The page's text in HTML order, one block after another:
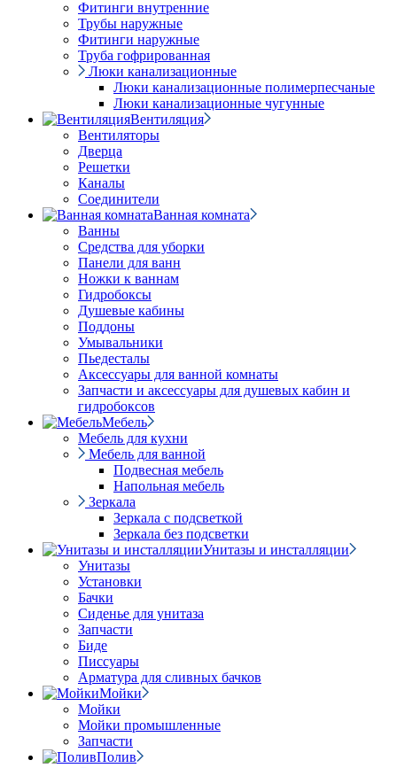
Фитинги внутренние
Трубы наружные
Фитинги наружные
Труба гофрированная
Люки канализационные
Люки канализационные полимерпесчаные
Люки канализационные чугунные
Вентиляция
Вентиляторы
Дверца
Решетки
Каналы
Соединители
Ванная комната
Ванны
Средства для уборки
Панели для ванн
Ножки к ваннам
Гидробоксы
Душевые кабины
Поддоны
Умывальники
Пьедесталы
Аксессуары для ванной комнаты
Запчасти и аксессуары для душевых кабин и
гидробоксов
Мебель
Мебель для кухни
Мебель для ванной
Подвесная мебель
Напольная мебель
Зеркала
Зеркала с подсветкой
Зеркала без подсветки
Унитазы и инсталляции
Унитазы
Установки
Бачки
Сиденье для унитаза
Запчасти
Биде
Писсуары
Арматура для сливных бачков
Мойки
Мойки
Мойки промышленные
Запчасти
Полив